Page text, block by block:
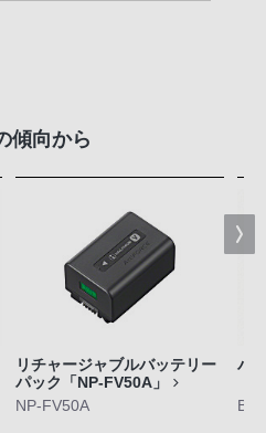
傾向から
リチャージャブルバッテリー
パック「NP-FV50A」
NP-FV50A
バ